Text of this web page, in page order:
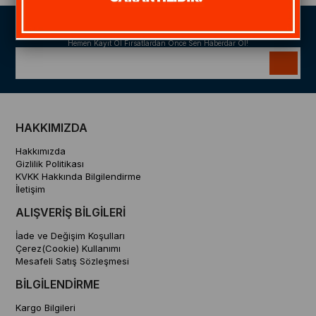
Size Özel Kampanyalar
Hemen Kayıt Ol Fırsatlardan Önce Sen Haberdar Ol!
HAKKIMIZDA
Hakkımızda
Gizlilik Politikası
KVKK Hakkında Bilgilendirme
İletişim
ALIŞVERİŞ BİLGİLERİ
İade ve Değişim Koşulları
Çerez(Cookie) Kullanımı
Mesafeli Satış Sözleşmesi
BİLGİLENDİRME
Kargo Bilgileri